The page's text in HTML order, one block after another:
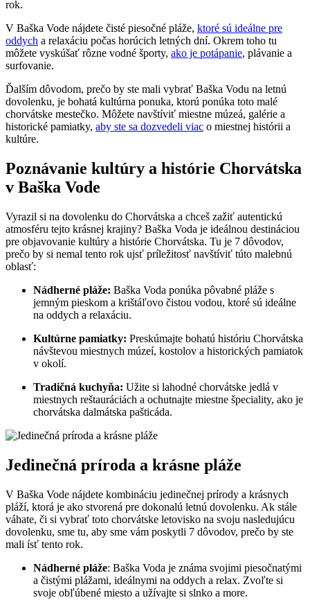
rok.
V Baška Vode nájdete čisté piesočné pláže, ktoré sú ideálne pre
oddych a relaxáciu počas horúcich letných dní. Okrem toho tu
môžete vyskúšať rôzne vodné športy, ako je potápanie, plávanie a
surfovanie.
Ďalším dôvodom, prečo by ste mali vybrať Baška Vodu na letnú
dovolenku, je bohatá kultúrna ponuka, ktorú ponúka toto malé
chorvátske mestečko. Môžete navštíviť miestne múzeá, galérie a
historické pamiatky, aby ste sa dozvedeli viac o miestnej histórii a
kultúre.
Poznávanie kultúry a histórie Chorvátska
v Baška Vode
Vyrazil si na dovolenku do Chorvátska a chceš zažiť autentickú
atmosféru tejto krásnej krajiny? Baška Voda je ideálnou destináciou
pre objavovanie kultúry a histórie Chorvátska. Tu je 7 dôvodov,
prečo by si nemal tento rok ujsť príležitosť navštíviť túto malebnú
oblasť:
Nádherné pláže: Baška Voda ponúka pôvabné pláže s
jemným pieskom a krištáľovo čistou vodou, ktoré sú ideálne
na oddych a relaxáciu.
Kultúrne pamiatky: Preskúmajte bohatú históriu Chorvátska
návštevou miestnych múzeí, kostolov a historických pamiatok
v okolí.
Tradičná kuchyňa: Užite si lahodné chorvátske jedlá v
miestnych reštauráciách a ochutnajte miestne špeciality, ako je
chorvátska dalmátska pašticáda.
Jedinečná príroda a krásne pláže
V Baška Vode nájdete kombináciu jedinečnej prírody a krásnych
pláží, ktorá je ako stvorená pre dokonalú letnú dovolenku. Ak stále
váhate, či si vybrať toto chorvátske letovisko na svoju nasledujúcu
dovolenku, sme tu, aby sme vám poskytli 7 dôvodov, prečo by ste
mali ísť tento rok.
Nádherné pláže: Baška Voda je známa svojimi piesočnatými
a čistými plážami, ideálnymi na oddych a relax. Zvoľte si
svoje obľúbené miesto a užívajte si slnko a more.